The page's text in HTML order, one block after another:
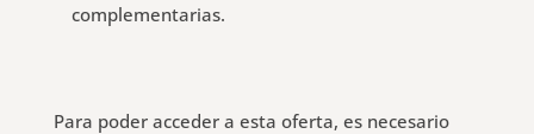
complementarias.
Para poder acceder a esta oferta, es necesario